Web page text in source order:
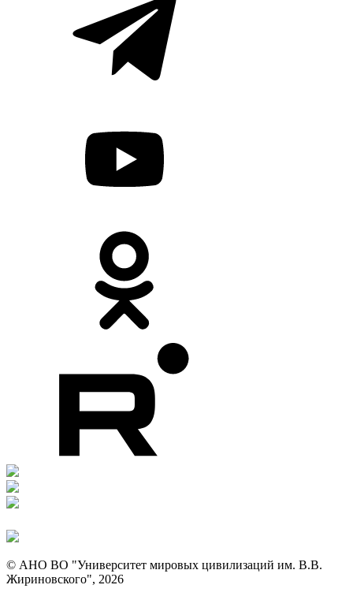
© АНО ВО "Университет мировых цивилизаций им. В.В.
Жириновского", 2026